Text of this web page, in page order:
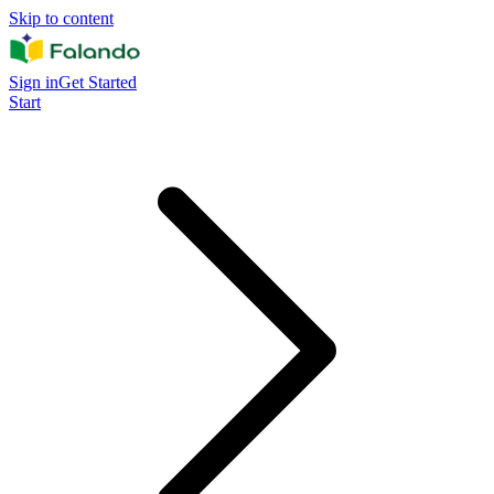
Skip to content
Sign inGet Started
Start